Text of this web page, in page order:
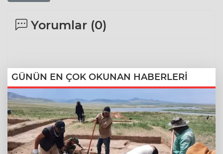
Yorumlar (0)
GÜNÜN EN ÇOK OKUNAN HABERLERİ